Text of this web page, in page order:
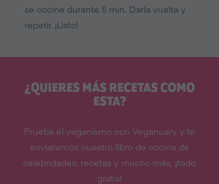
se cocine durante 5 min. Darla vuelta y
repetir. ¡Listo!
¿QUIERES MÁS RECETAS COMO
ESTA?
Prueba el veganismo con Veganuary y te
enviaremos nuestro libro de cocina de
celebridades, recetas y mucho más, ¡todo
gratis!